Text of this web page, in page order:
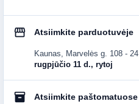
storefront Atsiimkite parduotuvėje
Kaunas, Marvelės g. 108 - 24
rugpjūčio 11 d., rytoj
inventory_2Atsiimkite paštomatuose